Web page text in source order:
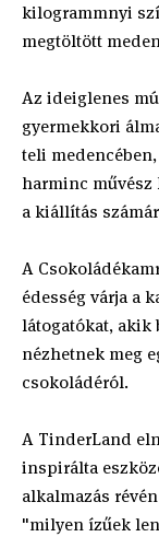
kilogrammnyi
megtöltött
Az ideiglenes
gyermekkori
teli
harminc művész
a kiállítás
A
édesség várja a
látogatókat, akik
nézhetnek meg
csokoládéról.
A TinderLand
inspirálta
alkalmazás
"milyen ízűek